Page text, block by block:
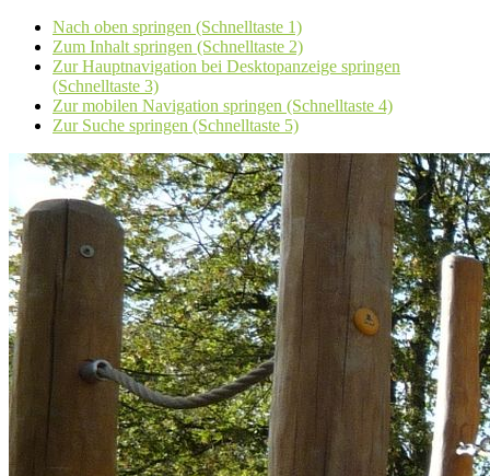
Nach oben springen (Schnelltaste 1)
Zum Inhalt springen (Schnelltaste 2)
Zur Hauptnavigation bei Desktopanzeige springen
(Schnelltaste 3)
Zur mobilen Navigation springen (Schnelltaste 4)
Zur Suche springen (Schnelltaste 5)